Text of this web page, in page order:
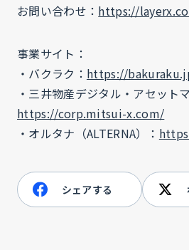
お問い合わせ： https://
事業サイト：
・バクラク： https://
・三井物産デジタル・アセット
https://corp.mitsui-x.com/
・オルタナ（ALTERNA）：
シェアする